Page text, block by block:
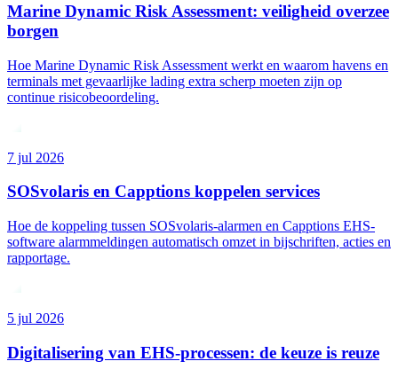
Marine Dynamic Risk Assessment: veiligheid overzee
borgen
Hoe Marine Dynamic Risk Assessment werkt en waarom havens en
terminals met gevaarlijke lading extra scherp moeten zijn op
continue risicobeoordeling.
7 jul 2026
SOSvolaris en Capptions koppelen services
Hoe de koppeling tussen SOSvolaris-alarmen en Capptions EHS-
software alarmmeldingen automatisch omzet in bijschriften, acties en
rapportage.
5 jul 2026
Digitalisering van EHS-processen: de keuze is reuze